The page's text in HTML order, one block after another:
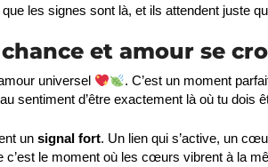
les signes sont là, et ils attendent juste
et amour se
universel . C’est un moment
sentiment d’être exactement là où tu dois
un signal fort. Un lien qui s’active, un
c’est le moment où les cœurs vibrent à la